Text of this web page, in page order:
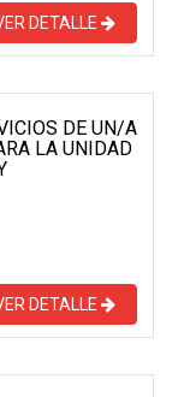
DETALLE
DE UN/A
LA UNIDAD
DETALLE